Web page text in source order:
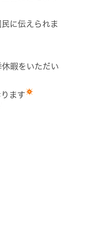
に伝えられま
暇をいただい
ます